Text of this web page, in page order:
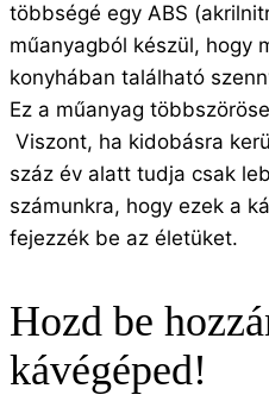
többségé egy ABS
műanyagból készül, hogy
konyhában található
Ez a műanyag
Viszont, ha kidobásra
száz év alatt tudja csak
számunkra, hogy ezek a
fejezzék be az életüket.
Hozd be
kávégéped!